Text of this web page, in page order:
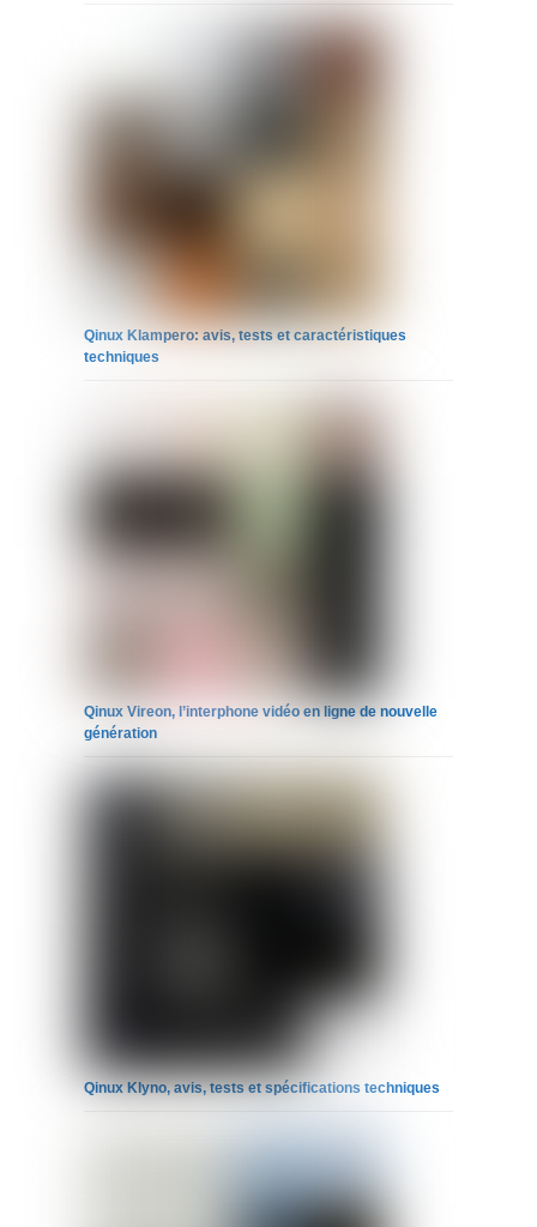
Qinux Klampero: avis, tests et caractéristiques
techniques
Qinux Vireon, l’interphone vidéo en ligne de nouvelle
génération
Qinux Klyno, avis, tests et spécifications techniques